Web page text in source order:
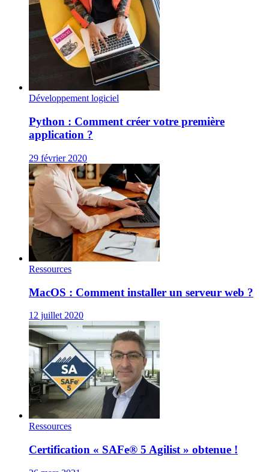
Développement logiciel
Python : Comment créer votre première
application ?
29 février 2020
Ressources
MacOS : Comment installer un serveur web ?
12 juillet 2020
Ressources
Certification « SAFe® 5 Agilist » obtenue !